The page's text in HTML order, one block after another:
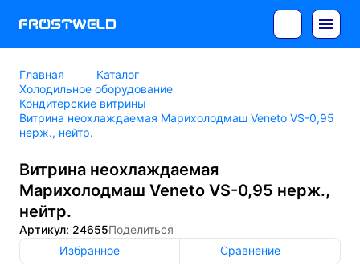
Главная
Каталог
Холодильное оборудование
Кондитерские витрины
Витрина неохлаждаемая Марихолодмаш Veneto VS-0,95
нерж., нейтр.
Витрина неохлаждаемая
Марихолодмаш Veneto VS-0,95 нерж.,
нейтр.
Артикул: 24655Поделиться
Избранное
Сравнение